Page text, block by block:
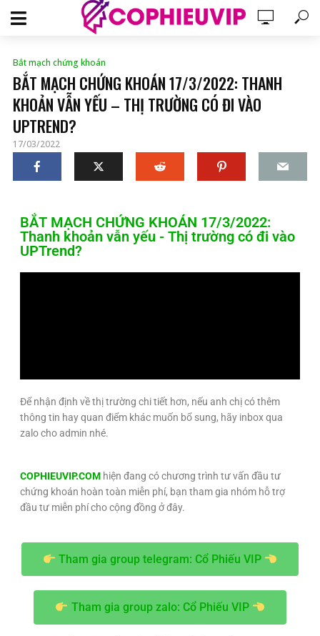
Bắt mạch chứng khoán
BẮT MẠCH CHỨNG KHOÁN 17/3/2022: THANH
KHOẢN VẪN YẾU – THỊ TRƯỜNG CÓ ĐI VÀO
UPTREND?
17/03/2022
BẮT MẠCH CHỨNG KHOÁN 17/3/2022:
Thanh khoản vẫn yếu - Thị trường có đi vào
UPTrend?
Để nhận định về thị trường chi tiết hơn, nếu anh chị có thêm
thông tin hay quan điểm khác muốn bổ sung, hãy inbox qua
zalo cho admin nhé.
COPHIEUVIP.COM hiện đang có chương trình tư vấn đầu tư
chứng khoán hoàn toàn miễn phí, bạn tham gia nhóm hỗ trợ
đầu tư miễn phí cho cộng đồng ở đây.
Tham gia group telegram: Cổ Phiếu VIP
Tham gia group zalo: Cổ Phiếu VIP